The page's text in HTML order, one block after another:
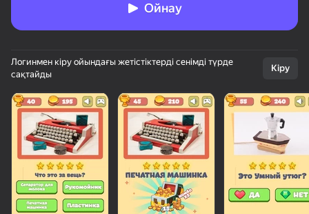
Ойнау
Логинмен кіру ойындағы жетістіктерді сенімді түрде
сақтайды
Кіру